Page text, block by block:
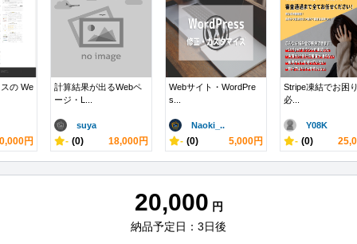
の We
円
計算結果が出るWebペ
ージ・L...
suya
- (0) 18,000円
Webサイト・WordPre
s...
Naoki_..
- (0) 5,000円
Stripe凍結でお困
必...
Y08K
- (0)
20,000 円
納品予定日：3日後